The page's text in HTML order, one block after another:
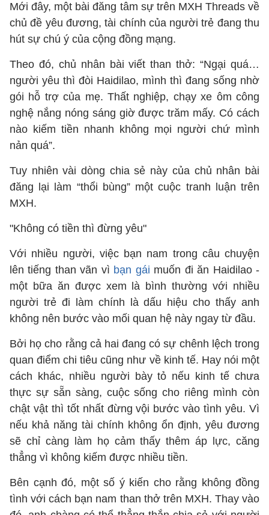
Mới đây, một bài đăng tâm sự trên MXH Threads về
chủ đề yêu đương, tài chính của người trẻ đang thu
hút sự chú ý của cộng đồng mạng.
Theo đó, chủ nhân bài viết than thở: “Ngại quá…
người yêu thì đòi Haidilao, mình thì đang sống nhờ
gói hỗ trợ của mẹ. Thất nghiệp, chạy xe ôm công
nghệ nắng nóng sáng giờ được trăm mấy. Có cách
nào kiếm tiền nhanh không mọi người chứ mình
nản quá”.
Tuy nhiên vài dòng chia sẻ này của chủ nhân bài
đăng lại làm “thổi bùng” một cuộc tranh luận trên
MXH.
"Không có tiền thì đừng yêu"
Với nhiều người, việc bạn nam trong câu chuyện
lên tiếng than vãn vì bạn gái muốn đi ăn Haidilao -
một bữa ăn được xem là bình thường với nhiều
người trẻ đi làm chính là dấu hiệu cho thấy anh
không nên bước vào mối quan hệ này ngay từ đầu.
Bởi họ cho rằng cả hai đang có sự chênh lệch trong
quan điểm chi tiêu cũng như về kinh tế. Hay nói một
cách khác, nhiều người bày tỏ nếu kinh tế chưa
thực sự sẵn sàng, cuộc sống cho riêng mình còn
chật vật thì tốt nhất đừng vội bước vào tình yêu. Vì
nếu khả năng tài chính không ổn định, yêu đương
sẽ chỉ càng làm họ cảm thấy thêm áp lực, căng
thẳng vì không kiếm được nhiều tiền.
Bên cạnh đó, một số ý kiến cho rằng không đồng
tình với cách bạn nam than thở trên MXH. Thay vào